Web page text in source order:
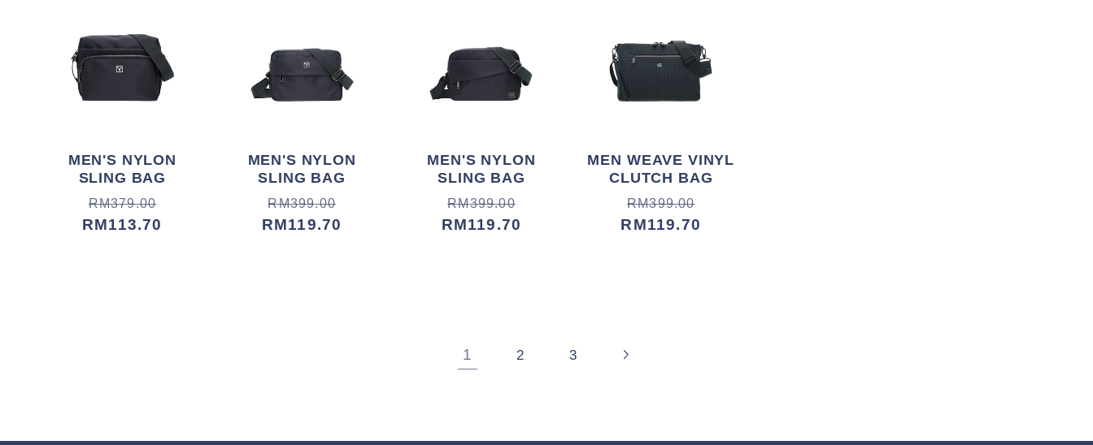
MEN'S NYLON
SLING BAG
常
规
RM379.00
促
销
RM113.70
MEN'S NYLON
SLING BAG
常
规
RM399.00
促
销
RM119.70
MEN'S NYLON
SLING BAG
常
规
RM399.00
促
销
RM119.70
MEN WEAVE VINYL
CLUTCH BAG
常
规
RM399.00
促
销
RM119.70
1 2 3